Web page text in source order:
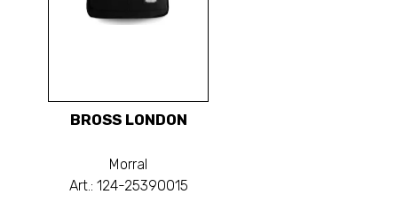
BROSS LONDON
Morral
Art.: 124-25390015